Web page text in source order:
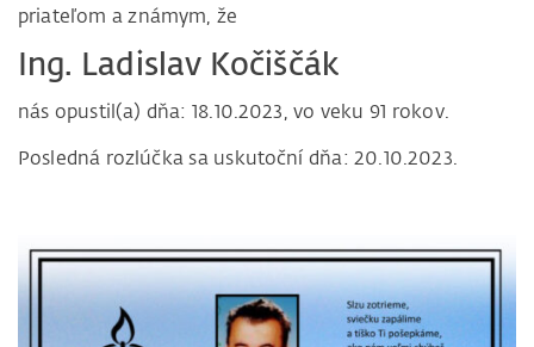
priateľom a známym, že
Ing. Ladislav Kočiščák
nás opustil(a) dňa: 18.10.2023, vo veku 91 rokov.
Posledná rozlúčka sa uskutoční dňa: 20.10.2023.